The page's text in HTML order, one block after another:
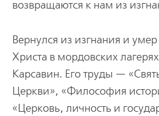
возвращаются к нам из
Вернулся из изгнания и
Христа в мордовских
Карсавин. Его труды —
Церкви», «Философия
«Церковь, личность и